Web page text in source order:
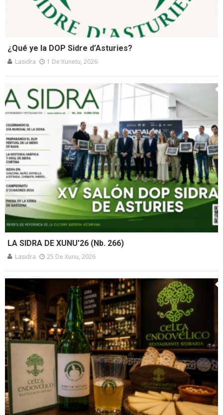
¿Qué ye la DOP Sidre d’Asturies?
Lasidra 1 De Xunetu, 2026
LA SIDRA DE XUNU’26 (Nb. 266)
Lasidra 25 De Xunu, 2026